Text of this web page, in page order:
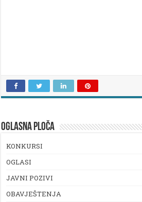
OGLASNA PLOČA
KONKURSI
OGLASI
JAVNI POZIVI
OBAVJEŠTENJA